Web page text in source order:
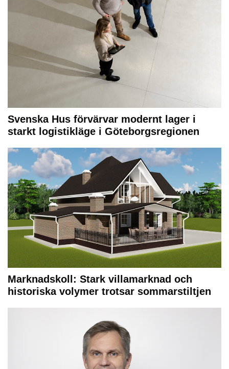
Svenska Hus förvärvar modernt lager i
starkt logistikläge i Göteborgsregionen
Marknadskoll: Stark villamarknad och
historiska volymer trotsar sommarstiltjen